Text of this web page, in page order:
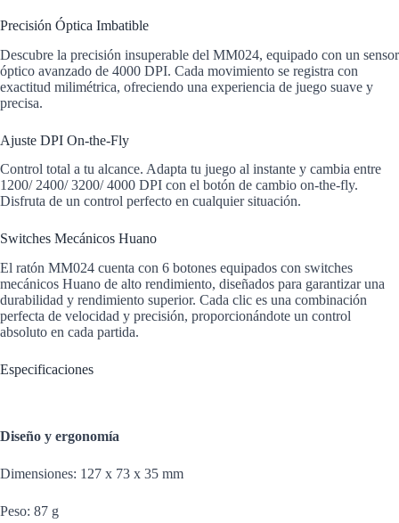
Precisión Óptica Imbatible
Descubre la precisión insuperable del MM024, equipado con un sensor
óptico avanzado de 4000 DPI. Cada movimiento se registra con
exactitud milimétrica, ofreciendo una experiencia de juego suave y
precisa.
Ajuste DPI On-the-Fly
Control total a tu alcance. Adapta tu juego al instante y cambia entre
1200/ 2400/ 3200/ 4000 DPI con el botón de cambio on-the-fly.
Disfruta de un control perfecto en cualquier situación.
Switches Mecánicos Huano
El ratón MM024 cuenta con 6 botones equipados con switches
mecánicos Huano de alto rendimiento, diseñados para garantizar una
durabilidad y rendimiento superior. Cada clic es una combinación
perfecta de velocidad y precisión, proporcionándote un control
absoluto en cada partida.
Especificaciones
Diseño y ergonomía
Dimensiones: 127 x 73 x 35 mm
Peso: 87 g